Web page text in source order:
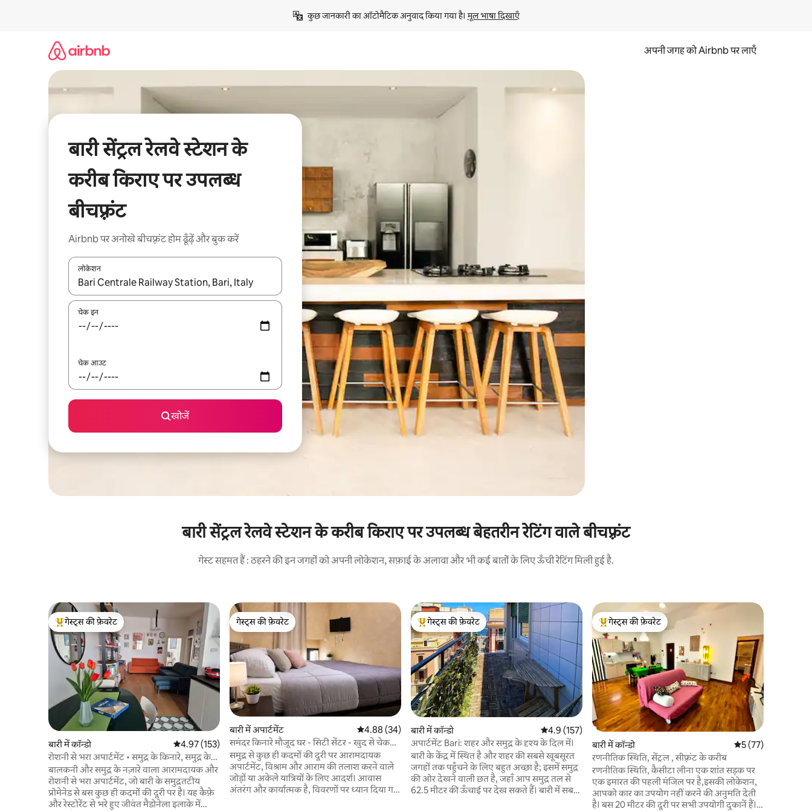
कुछ जानकारी का ऑटोमैटिक अनुवाद किया गया है। मूल भाषा दिखाएँ
अपनी जगह को Airbnb पर लाएँ
बारी सेंट्रल रेलवे स्टेशन के
करीब किराए पर उपलब्ध
बीचफ़्रंट
Airbnb पर अनोखे बीचफ़्रंट होम ढूँढ़ें और बुक करें
लोकेशन
नतीजों के उपलब्ध होने पर, अप और डाउन 'ऐरो की' का इस्तेमाल करके नेविगेट करें या टच या फिर स्वाइप जेस्चर का इस्तेमाल करके एक्सप्लोर करें।
चेक इन
चेक आउट
खोजें
बारी सेंट्रल रेलवे स्टेशन के करीब किराए पर उपलब्ध बेहतरीन रेटिंग वाले बीचफ़्रंट
गेस्ट सहमत हैं : ठहरने की इन जगहों को अपनी लोकेशन, सफ़ाई के अलावा और भी कई बातों के लिए ऊँची रेटिंग मिली हुई है.
गेस्ट्स का टॉप फ़ेवरेट
गेस्ट्स की फ़ेवरेट
बारी में कॉन्डो औसत रेटिंग 5 में से 4.97, 153 समीक्षाएँ
4.97 (153)
रोशनी से भरा अपार्टमेंट • समुद्र के किनारे, समुद्र के
नज़ारे वाली बालकनी
बालकनी और समुद्र के नज़ारे वाला आरामदायक और
रोशनी से भरा अपार्टमेंट, जो बारी के समुद्रतटीय
प्रोमेनेड से बस कुछ ही कदमों की दूरी पर है। यह कैफ़े
और रेस्टोरेंट से भरे हुए जीवंत मैडोनेला इलाके में
गेस्ट्स की फ़ेवरेट
गेस्ट्स की फ़ेवरेट
बारी में अपार्टमेंट औसत रेटिंग 5 में से 4.88, 34 समीक्षाएँ
4.88 (34)
समंदर किनारे मौजूद घर - सिटी सेंटर - खुद से चेक
इन
समुद्र से कुछ ही कदमों की दूरी पर आरामदायक
अपार्टमेंट, विश्राम और आराम की तलाश करने वाले
जोड़ों या अकेले यात्रियों के लिए आदर्श। आवास
अंतरंग और कार्यात्मक है, विवरणों पर ध्यान दिया गया
गेस्ट्स का टॉप फ़ेवरेट
गेस्ट्स की फ़ेवरेट
बारी में कॉन्डो औसत रेटिंग 5 में से 4.9, 157 समीक्षाएँ
4.9 (157)
अपार्टमेंट Bari: शहर और समुद्र के दृश्य के दिल में।
बारी के केंद्र में स्थित है और शहर की सबसे खूबसूरत
जगहों तक पहुँचने के लिए बहुत अच्छा है; इसमें समुद्र
की ओर देखने वाली छत है, जहाँ आप समुद्र तल से
62.5 मीटर की ऊँचाई पर देख सकते हैं। बारी में सबसे
गेस्ट्स का टॉप फ़ेवरेट
गेस्ट्स की फ़ेवरेट
बारी में कॉन्डो औसत रेटिंग 5 में से 5,
5 (77)
रणनीतिक स्थिति, सेंट्रल , सीफ़्रंट के करीब
रणनीतिक स्थिति, कैसीटा लीना एक शांत सड़क पर
एक इमारत की पहली मंजिल पर है,इसकी लोकेशन,
आपको कार का उपयोग नहीं करने की अनुमति देती
है। बस 20 मीटर की दूरी पर सभी उपयोगी दुकानें हैं।